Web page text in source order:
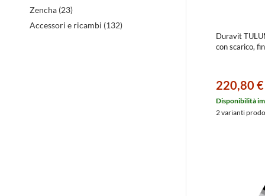
Zencha (23)
Accessori e ricambi (132)
Duravit
con scarico,
220,80 €
Disponibilità
2 varianti